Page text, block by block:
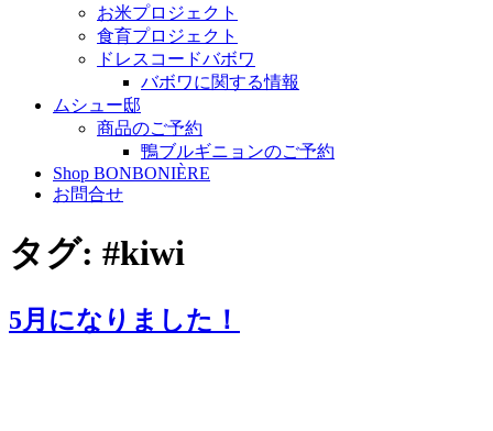
お米プロジェクト
食育プロジェクト
ドレスコードバボワ
バボワに関する情報
ムシュー邸
商品のご予約
鴨ブルギニョンのご予約
Shop BONBONIÈRE
お問合せ
タグ: #kiwi
5月になりました！